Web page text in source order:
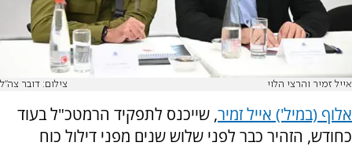
אייל זמיר והרצי הלוי צילום: דובר צה"ל
אלוף (במיל') אייל זמיר, שייכנס לתפקיד הרמטכ"ל בעוד
כחודש, הזהיר כבר לפני שלוש שנים מפני דילול כוח